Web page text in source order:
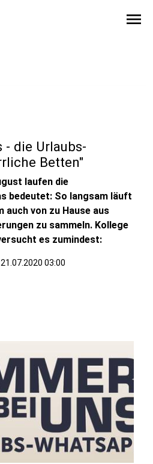
menu
- die Urlaubs-
Betten"
laufen die
bedeutet: So langsam läuft
auch von zu Hause aus
zu sammeln. Kollege
es zumindest:
03:00